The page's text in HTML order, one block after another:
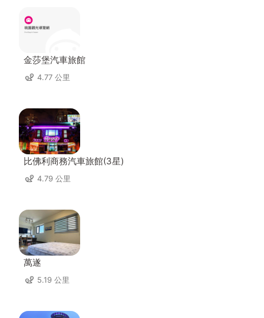
金莎堡汽車旅館
4.77 公里
比佛利商務汽車旅館(3星)
4.79 公里
萬遂
5.19 公里